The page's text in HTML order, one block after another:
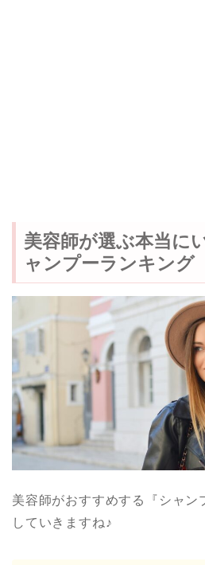
美容師が選ぶ本当に
ャンプーランキング
美容師がおすすめする『シャン
していきますね♪